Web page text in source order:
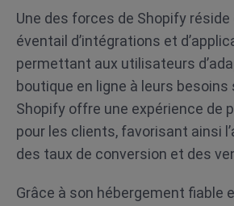
Une des forces de Shopify
éventail d’intégrations et
permettant aux utilisateurs
boutique en ligne à leurs besoins
Shopify offre une expérience de
pour les clients, favorisant ainsi
des taux de conversion et des
Grâce à son hébergement fiable